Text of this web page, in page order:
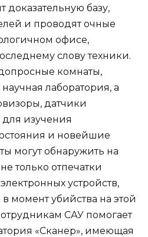
доказательную базу,
и проводят очные
офисе,
слову техники.
комнаты,
лаборатория, а
датчики
изучения
и новейшие
могут обнаружить на
только отпечатки
устройств,
момент убийства на этой
САУ помогает
«Сканер», имеющая